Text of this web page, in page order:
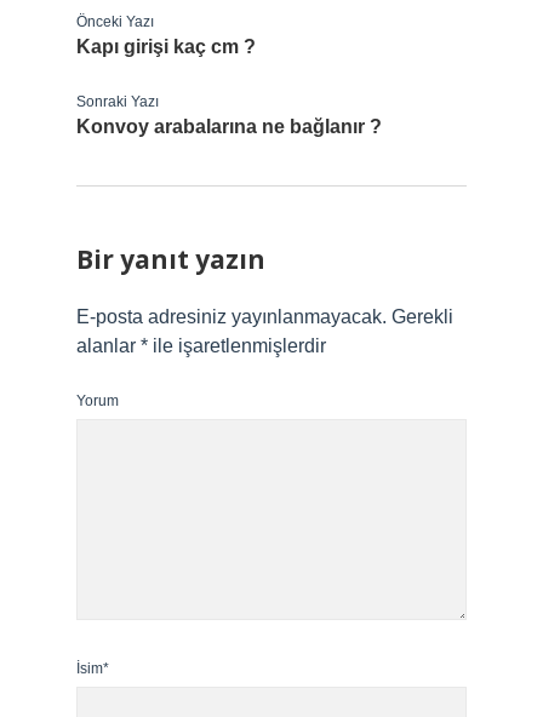
Önceki Yazı
Kapı girişi kaç cm ?
Sonraki Yazı
Konvoy arabalarına ne bağlanır ?
Bir yanıt yazın
E-posta adresiniz yayınlanmayacak. Gerekli
alanlar * ile işaretlenmişlerdir
Yorum
İsim*